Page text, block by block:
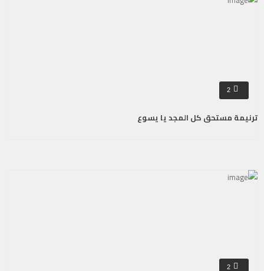
2
ترنيمة مستحق كل المجد يا يسوع
2